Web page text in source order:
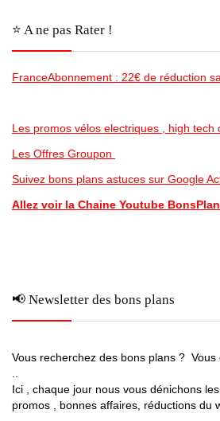
⭐️ A ne pas Rater !
FranceAbonnement : 22€ de réduction
Les promos vélos electriques , high tech
Les Offres Groupon
Suivez bons plans astuces sur Google
Allez voir la Chaine Youtube
📢 Newsletter des bons plans
Vous recherchez des bons plans ?
Ici , chaque jour nous vous dénichons les
promos , bonnes affaires, réductions du